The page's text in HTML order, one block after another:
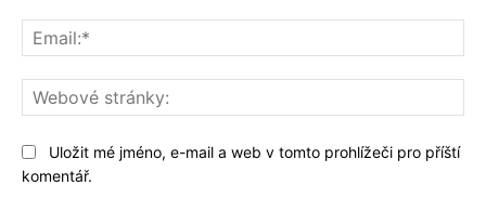
Uložit mé jméno, e-mail a web v tomto prohlížeči pro příští
komentář.